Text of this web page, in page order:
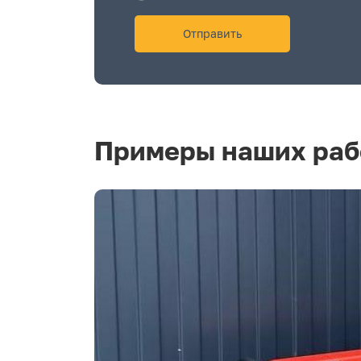
Примеры наших